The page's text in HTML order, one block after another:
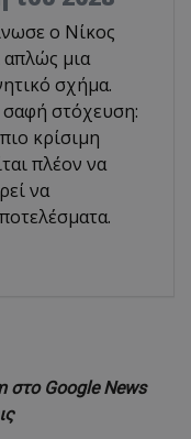
ο Νίκος
απλώς μια
σχήμα.
σαφή στόχευση:
κρίσιμη
πλέον να
να
στο Google News